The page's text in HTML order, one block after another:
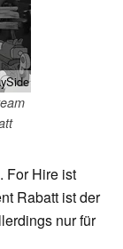
For Hire ist
Rabatt ist der
nur für